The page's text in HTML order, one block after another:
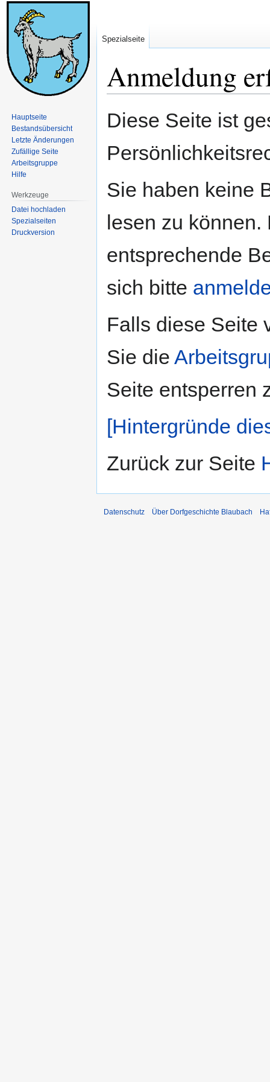
Anmeldung
Navigation
Suche
Diese Seite ist
Sie haben keine
lesen zu
entsprechende
sich bitte
Falls diese Seite
Sie die
Seite entsperren
[Hintergründe
Zurück zur Seite
Spezialseite
Hauptseite
Bestandsübersicht
Letzte Änderungen
Zufällige Seite
Arbeitsgruppe
Hilfe
Werkzeuge
Datei hochladen
Spezialseiten
Druckversion
Datenschutz Über Dorfgeschichte Blaubach